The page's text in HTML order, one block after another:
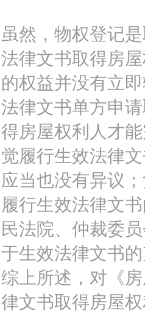
虽然，物权登记
法律文书取得房
的权益并没有立
法律文书单方申
得房屋权利人才
觉履行生效法律
应当也没有异议
履行生效法律文
民法院、仲裁委
于生效法律文书的
综上所述，对《
律文书取得房屋